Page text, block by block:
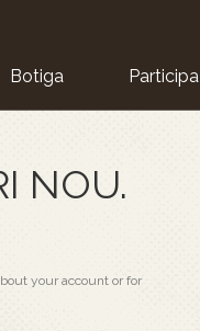
Botiga Participa
NOU.
your account or for